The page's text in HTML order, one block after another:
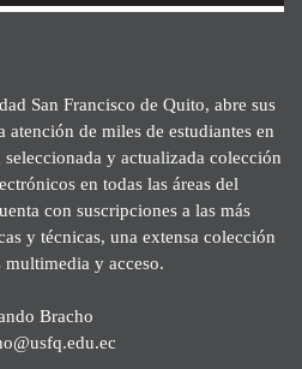
San Francisco de Quito, abre sus
atención de miles de estudiantes en
y actualizada colección
en todas las áreas del
con suscripciones a las más
y técnicas, una extensa colección
multimedia y acceso.
Bracho